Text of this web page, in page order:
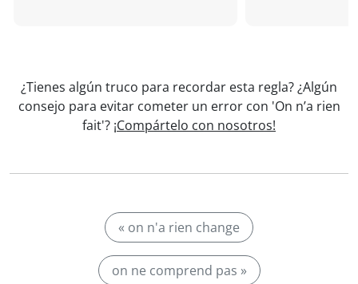
¿Tienes algún truco para recordar esta regla? ¿Algún
consejo para evitar cometer un error con 'On n’a rien
fait'? ¡Compártelo con nosotros!
« on n'a rien change
on ne comprend pas »